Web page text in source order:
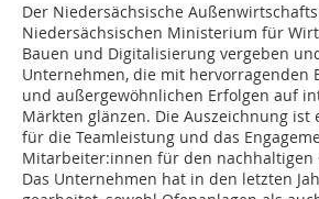
Der Niedersächsische
Niedersächsischen Ministerium für
Bauen und Digitalisierung vergeben
Unternehmen, die mit hervorragenden
und außergewöhnlichen Erfolgen auf
Märkten glänzen. Die Auszeichnung ist
für die Teamleistung und das
Mitarbeiter:innen für den nachhaltigen
Das Unternehmen hat in den letzten